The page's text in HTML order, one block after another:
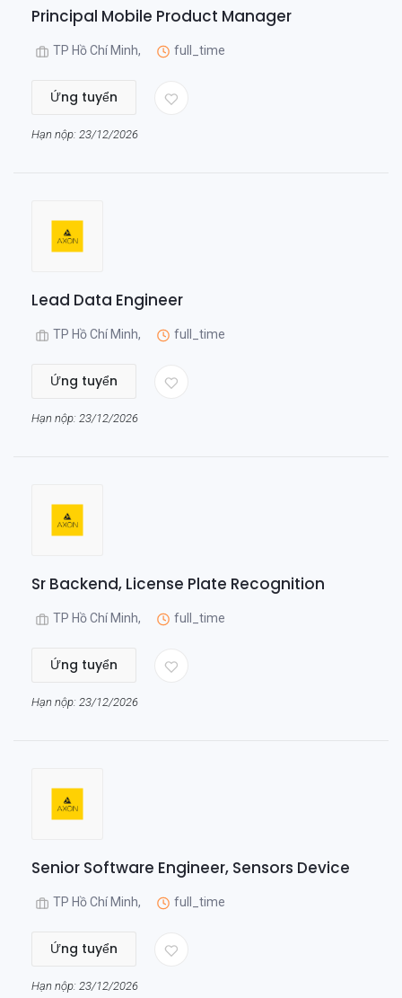
Principal Mobile Product Manager
TP Hồ Chí Minh, full_time
Ứng tuyển
Hạn nộp: 23/12/2026
Lead Data Engineer
TP Hồ Chí Minh, full_time
Ứng tuyển
Hạn nộp: 23/12/2026
Sr Backend, License Plate Recognition
TP Hồ Chí Minh, full_time
Ứng tuyển
Hạn nộp: 23/12/2026
Senior Software Engineer, Sensors Device
TP Hồ Chí Minh, full_time
Ứng tuyển
Hạn nộp: 23/12/2026